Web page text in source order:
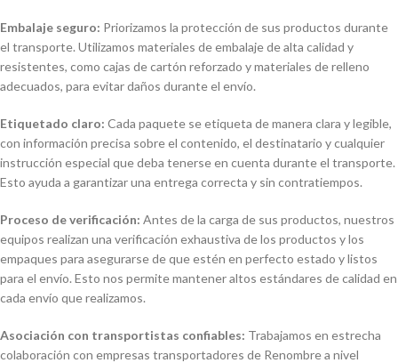
Embalaje seguro: Priorizamos la protección de sus productos durante
el transporte. Utilizamos materiales de embalaje de alta calidad y
resistentes, como cajas de cartón reforzado y materiales de relleno
adecuados, para evitar daños durante el envío.
Etiquetado claro: Cada paquete se etiqueta de manera clara y legible,
con información precisa sobre el contenido, el destinatario y cualquier
instrucción especial que deba tenerse en cuenta durante el transporte.
Esto ayuda a garantizar una entrega correcta y sin contratiempos.
Proceso de verificación: Antes de la carga de sus productos, nuestros
equipos realizan una verificación exhaustiva de los productos y los
empaques para asegurarse de que estén en perfecto estado y listos
para el envío. Esto nos permite mantener altos estándares de calidad en
cada envío que realizamos.
Asociación con transportistas confiables: Trabajamos en estrecha
colaboración con empresas transportadores de Renombre a nivel